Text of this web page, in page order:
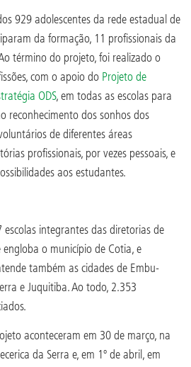
929 adolescentes da rede estadual de
da formação, 11 profissionais da
término do projeto, foi realizado o
com o apoio do Projeto de
ODS, em todas as escolas para
reconhecimento dos sonhos dos
de diferentes áreas
profissionais, por vezes pessoais, e
aos estudantes.
integrantes das diretorias de
o município de Cotia, e
também as cidades de Embu-
e Juquitiba. Ao todo, 2.353
aconteceram em 30 de março, na
da Serra e, em 1º de abril, em